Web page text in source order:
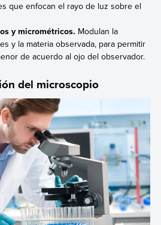
que enfocan el rayo de luz sobre el
y micrométricos. Modulan la
y la materia observada, para permitir
de acuerdo al ojo del observador.
del microscopio